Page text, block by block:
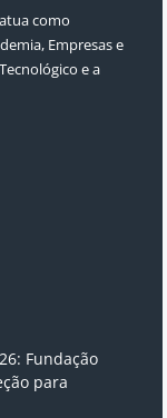
como
Empresas e
e a
Fundação
para